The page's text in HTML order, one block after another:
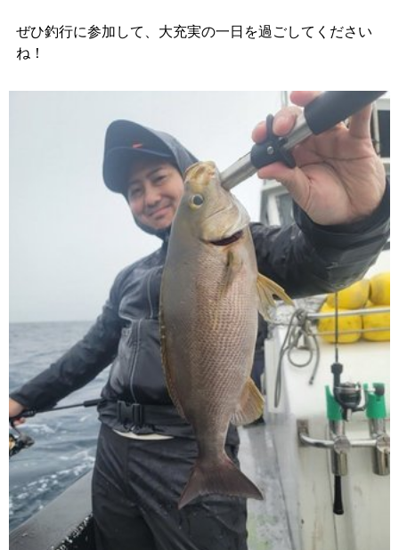
ぜひ釣行に参加して、大充実の一日を過ごしてください
ね！